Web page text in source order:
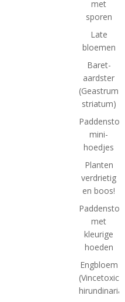
met
sporen
Late
bloemen
Baret-
aardster
(Geastrum
striatum)
mini-
hoedjes
Planten
verdrietig
en boos!
met
kleurige
hoeden
Engbloem
hirundinaria)